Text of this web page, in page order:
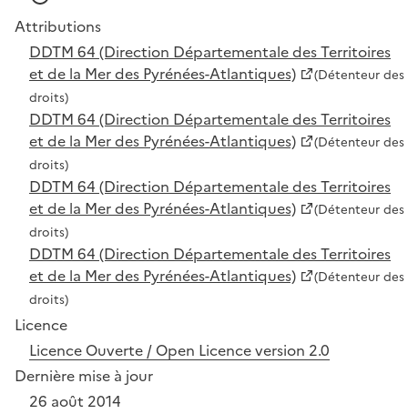
Attributions
DDTM 64 (Direction Départementale des Territoires
et de la Mer des Pyrénées-Atlantiques)
(Détenteur des
droits)
DDTM 64 (Direction Départementale des Territoires
et de la Mer des Pyrénées-Atlantiques)
(Détenteur des
droits)
DDTM 64 (Direction Départementale des Territoires
et de la Mer des Pyrénées-Atlantiques)
(Détenteur des
droits)
DDTM 64 (Direction Départementale des Territoires
et de la Mer des Pyrénées-Atlantiques)
(Détenteur des
droits)
Licence
Licence Ouverte / Open Licence version 2.0
Dernière mise à jour
26 août 2014